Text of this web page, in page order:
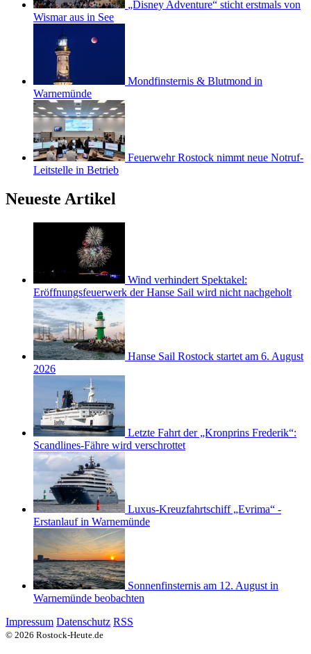
„Disney Adventure“ sticht erstmals von
Wismar aus in See
Mondfinsternis & Blutmond in
Warnemünde
Feuerwehr Rostock nimmt neue Notruf-
Leitstelle in Betrieb
Neueste Artikel
Wind verhindert Spektakel:
Eröffnungsfeuerwerk der Hanse Sail wird nicht nachgeholt
Hanse Sail Rostock startet am 6. August
2026
Letzte Fahrt der „Kronprins Frederik“:
Scandlines-Fähre wird verschrottet
Luxus-Kreuzfahrtschiff „Evrima“ -
Erstanlauf in Warnemünde
Sonnenfinsternis am 12. August in
Warnemünde beobachten
Impressum Datenschutz RSS
© 2026 Rostock-Heute.de